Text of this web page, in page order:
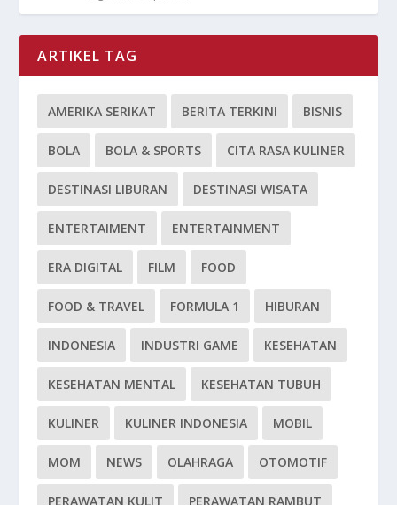
ARTIKEL TAG
AMERIKA SERIKAT BERITA TERKINI BISNIS
BOLA BOLA & SPORTS CITA RASA KULINER
DESTINASI LIBURAN DESTINASI WISATA
ENTERTAIMENT ENTERTAINMENT
ERA DIGITAL FILM FOOD
FOOD & TRAVEL FORMULA 1 HIBURAN
INDONESIA INDUSTRI GAME KESEHATAN
KESEHATAN MENTAL KESEHATAN TUBUH
KULINER KULINER INDONESIA MOBIL
MOM NEWS OLAHRAGA OTOMOTIF
PERAWATAN KULIT PERAWATAN RAMBUT